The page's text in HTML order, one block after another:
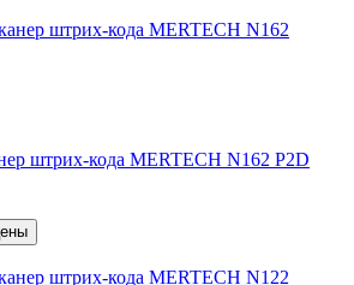
штрих-кода MERTECH N162 P2D